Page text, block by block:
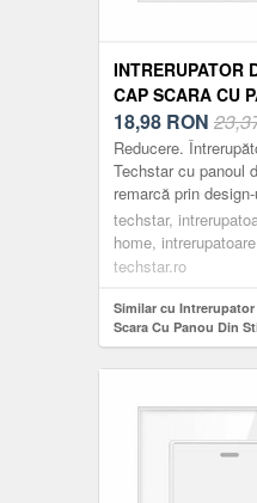
INTRERUPATOR
CAP SCARA CU
STICLA
TECHSTAR® TGS
16A, 86 X 86 MM,
MODULE
18,98 RON
Reducere.
Techstar cu panoul
remarcă prin
compact, elegant și
Acestea sunt
din m...
techstar,
home,
techstar.ro
Similar cu
Scara Cu Panou Din
Securizata Techstar®
16A, 86 X 86 Mm, Alb,